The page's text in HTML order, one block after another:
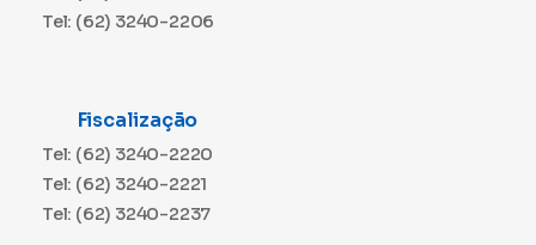
Tel: (62) 3240-2206
Fiscalização
Tel: (62) 3240-2220
Tel: (62) 3240-2221
Tel: (62) 3240-2237